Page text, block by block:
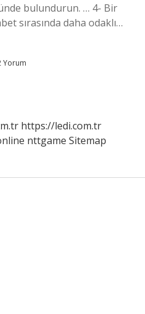
bulundurun. … 4- Bir
sırasında daha odaklı…
Yorum
https://ledi.com.tr
nttgame Sitemap